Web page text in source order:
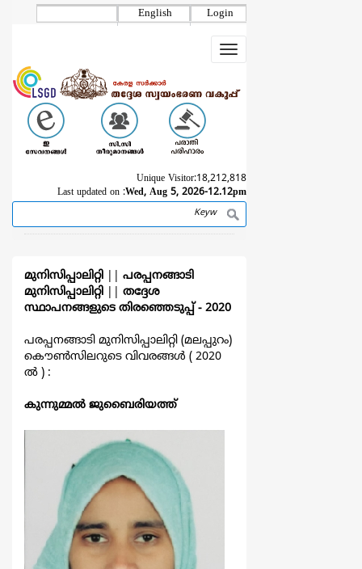
Login
English
Toggle
navigation
Unique Visitor:18,212,818
Last updated on :Wed, Aug 5, 2026-12.12pm
Search
മുനിസിപ്പാലിറ്റി
പരപ്പനങ്ങാടി
മുനിസിപ്പാലിറ്റി
തദ്ദേശ
സ്ഥാപനങ്ങളുടെ തിരഞ്ഞെടുപ്പ്‌ - 2020
പരപ്പനങ്ങാടി മുനിസിപ്പാലിറ്റി (മലപ്പുറം)
കൌൺസിലറുടെ വിവരങ്ങള്‍ ( 2020
ല്‍ ) :
കുന്നുമ്മല്‍ ജുബൈരിയത്ത്